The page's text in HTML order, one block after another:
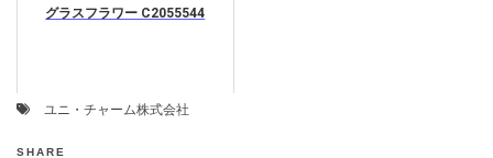
グラスフラワー C2055544
ユニ・チャーム株式会社
SHARE